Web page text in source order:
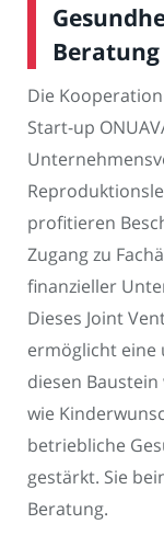
Beratung
Die
Start-up
profitieren
Zugang zu
finanzieller
Dieses Joint
ermöglicht eine
diesen
wie
betriebliche
gestärkt. Sie
Beratung.